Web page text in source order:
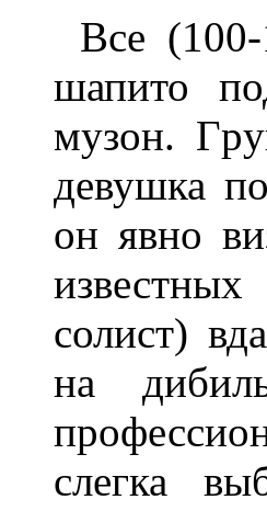
Все
шапито
музон.
девушка
он явно
солист)
на
слегка